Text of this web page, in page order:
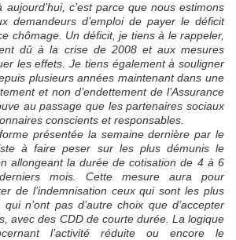
c’est parce que nous estimons
demandeurs d’emploi de payer le déficit
chômage. Un déficit, je tiens à le rappeler,
dû à la crise de 2008 et aux mesures
les effets. Je tiens également à souligner
plusieurs années maintenant dans une
et non d’endettement de l’Assurance
au passage que les partenaires sociaux
conscients et responsables.
présentée la semaine dernière par le
à faire peser sur les plus démunis le
allongeant la durée de cotisation de 4 à 6
mois. Cette mesure aura pour
de l’indemnisation ceux qui sont les plus
qui n’ont pas d’autre choix que d’accepter
avec des CDD de courte durée. La logique
l’activité réduite ou encore le